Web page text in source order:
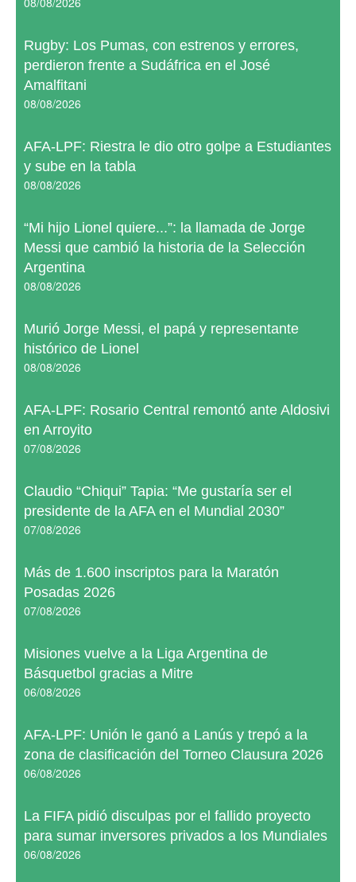
Rugby: Los Pumas, con estrenos y errores,
perdieron frente a Sudáfrica en el José
Amalfitani
08/08/2026
AFA-LPF: Riestra le dio otro golpe a Estudiantes
y sube en la tabla
08/08/2026
“Mi hijo Lionel quiere...”: la llamada de Jorge
Messi que cambió la historia de la Selección
Argentina
08/08/2026
Murió Jorge Messi, el papá y representante
histórico de Lionel
08/08/2026
AFA-LPF: Rosario Central remontó ante Aldosivi
en Arroyito
07/08/2026
Claudio “Chiqui” Tapia: “Me gustaría ser el
presidente de la AFA en el Mundial 2030”
07/08/2026
Más de 1.600 inscriptos para la Maratón
Posadas 2026
07/08/2026
Misiones vuelve a la Liga Argentina de
Básquetbol gracias a Mitre
06/08/2026
AFA-LPF: Unión le ganó a Lanús y trepó a la
zona de clasificación del Torneo Clausura 2026
06/08/2026
La FIFA pidió disculpas por el fallido proyecto
para sumar inversores privados a los Mundiales
06/08/2026